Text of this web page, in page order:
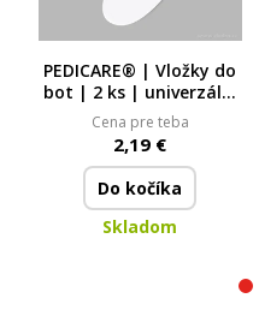
PEDICARE® | Vložky do
bot | 2 ks | univerzální
velikost | bílé
Cena pre teba
2,19 €
Do kočíka
Skladom